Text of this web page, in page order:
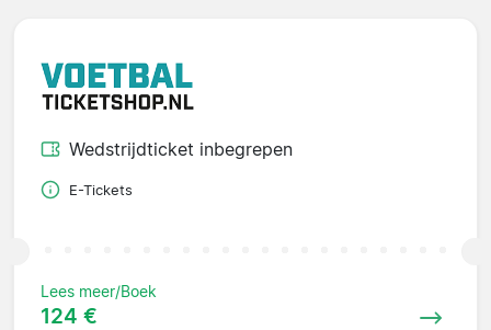
Wedstrijdticket inbegrepen
E-Tickets
Lees meer/Boek
124 €